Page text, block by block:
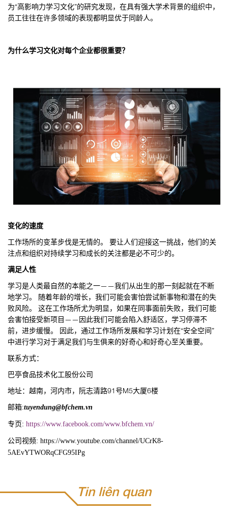
为“高影响力学习文化”的研究发现，在具有强大学术背景的组织中，
员工往往在许多领域的表现都明显优于同龄人。
为什么学习文化对每个企业都很重要？
变化的速度
工作场所的变革步伐是无情的。 要让人们迎接这一挑战，他们的关
注点和组织对持续学习和成长的关注都是必不可少的。
满足人性
学习是人类最自然的本能之一——我们从出生的那一刻起就在不断
地学习。 随着年龄的增长，我们可能会害怕尝试新事物和潜在的失
败风险。 这在工作场所尤为明显，如果在同事面前失败，我们可能
会害怕接受新项目——因此我们可能会陷入舒适区，学习停滞不
前，进步缓慢。 因此，通过工作场所发展和学习计划在“安全空间”
中进行学习对于满足我们与生俱来的好奇心和好奇心至关重要。
联系方式：
巴亭食品技术化工股份公司
地址：越南，河内市，阮志清路91号M5大厦6楼
邮箱:tuyendung@bfchem.vn
专页: https://www.facebook.com/www.bfchem.vn/
公司视频: https://www.youtube.com/channel/UCrK8-
5AEvYTWORqCFG95IPg
Tin liên quan